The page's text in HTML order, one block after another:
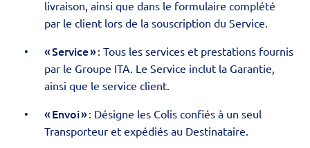
livraison, ainsi que dans le formulaire complété
par le client lors de la souscription du Service.
« Service »: Tous les services et prestations fournis
par le Groupe ITA. Le Service inclut la Garantie,
ainsi que le service client.
« Envoi »: Désigne les Colis confiés à un seul
Transporteur et expédiés au Destinataire.